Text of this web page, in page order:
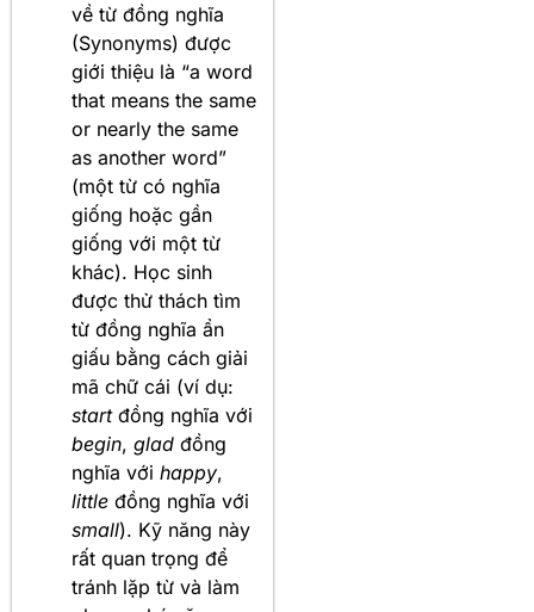
về từ đồng nghĩa
(Synonyms) được
giới thiệu là “a word
that means the same
or nearly the same
as another word”
(một từ có nghĩa
giống hoặc gần
giống với một từ
khác). Học sinh
được thử thách tìm
từ đồng nghĩa ẩn
giấu bằng cách giải
mã chữ cái (ví dụ:
startđồng nghĩa với
begin, glad đồng
nghĩa với happy,
little đồng nghĩa với
small). Kỹ năng này
rất quan trọng để
tránh lặp từ và làm